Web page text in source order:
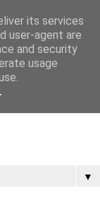
▼
its services
user-agent are
and security
usage